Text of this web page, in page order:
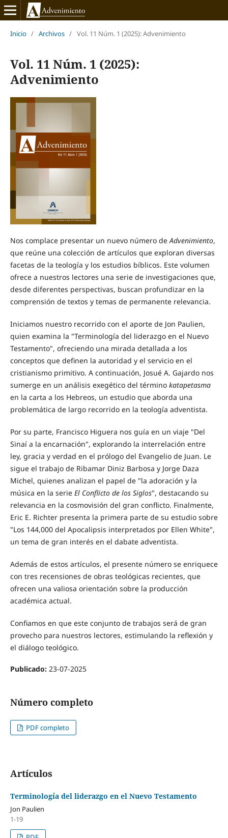
Inicio / Archivos / Vol. 11 Núm. 1 (2025): Advenimiento
Vol. 11 Núm. 1 (2025):
Advenimiento
Nos complace presentar un nuevo número deAdvenimiento,
que reúne una colección de artículos que exploran diversas
facetas de la teología y los estudios bíblicos. Este volumen
ofrece a nuestros lectores una serie de investigaciones que,
desde diferentes perspectivas, buscan profundizar en la
comprensión de textos y temas de permanente relevancia.
Iniciamos nuestro recorrido con el aporte de Jon Paulien,
quien examina la "Terminología del liderazgo en el Nuevo
Testamento", ofreciendo una mirada detallada a los
conceptos que definen la autoridad y el servicio en el
cristianismo primitivo. A continuación, Josué A. Gajardo nos
sumerge en un análisis exegético del término katapetasma
en la carta a los Hebreos, un estudio que aborda una
problemática de largo recorrido en la teología adventista.
Por su parte, Francisco Higuera nos guía en un viaje "Del
Sinaí a la encarnación", explorando la interrelación entre
ley, gracia y verdad en el prólogo del Evangelio de Juan. Le
sigue el trabajo de Ribamar Diniz Barbosa y Jorge Daza
Michel, quienes analizan el papel de "la adoración y la
música en la serie El Conflicto de los Siglos", destacando su
relevancia en la cosmovisión del gran conflicto. Finalmente,
Eric E. Richter presenta la primera parte de su estudio sobre
"Los 144,000 del Apocalipsis interpretados por Ellen White",
un tema de gran interés en el dabate adventista.
Además de estos artículos, el presente número se enriquece
con tres recensiones de obras teológicas recientes, que
ofrecen una valiosa orientación sobre la producción
académica actual.
Confiamos en que este conjunto de trabajos será de gran
provecho para nuestros lectores, estimulando la reflexión y
el diálogo teológico.
Publicado: 23-07-2025
Número completo
PDF completo
Artículos
Terminología del liderazgo en el Nuevo Testamento
Jon Paulien
1-19